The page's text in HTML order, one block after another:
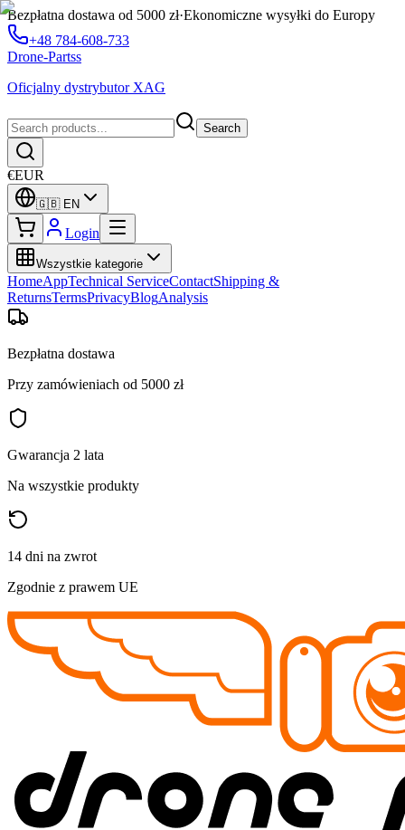
Bezpłatna dostawa od 5000 zł·Ekonomiczne wysyłki do Europy
+48 784-608-733
Drone-Partss
Oficjalny dystrybutor XAG
Search
€EUR
🇬🇧 EN
Login
Wszystkie kategorie
HomeAppTechnical ServiceContactShipping &
ReturnsTermsPrivacyBlogAnalysis
Bezpłatna dostawa
Przy zamówieniach od 5000 zł
Gwarancja 2 lata
Na wszystkie produkty
14 dni na zwrot
Zgodnie z prawem UE